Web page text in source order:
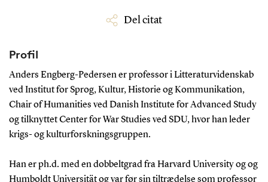
Del citat
Profil
Anders Engberg-Pedersen er professor i Litteraturvidenskab
ved Institut for Sprog, Kultur, Historie og Kommunikation,
Chair of Humanities ved Danish Institute for Advanced Study
og tilknyttet Center for War Studies ved SDU, hvor han leder
krigs- og kulturforskningsgruppen.
Han er ph.d. med en dobbeltgrad fra Harvard University og og
Humboldt Universität og var før sin tiltrædelse som professor